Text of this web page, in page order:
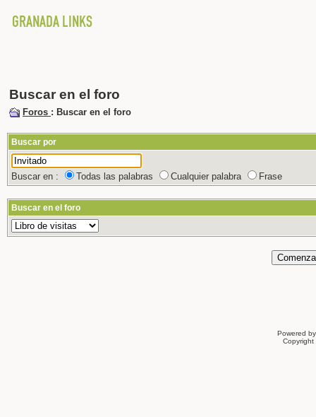
Buscar en el foro
Foros : Buscar en el foro
Buscar por
Buscar en : Todas las palabras Cualquier palabra Frase
Buscar en el foro
Powered